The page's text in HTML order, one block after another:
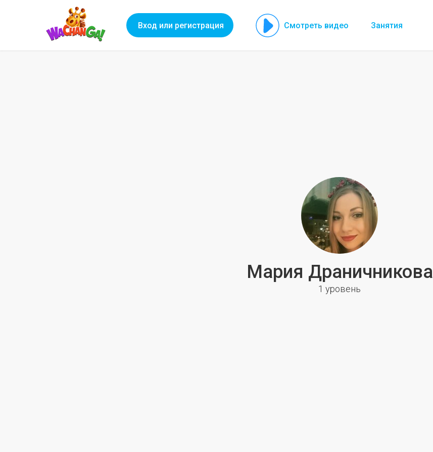
Вход или регистрация Смотреть видео Занятия
Мария Драничникова
1 уровень